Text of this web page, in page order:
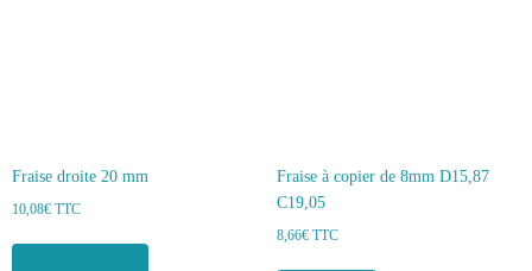
Fraise droite 20 mm
10,08€ TTC
Fraise à copier de 8mm D15,87
C19,05
8,66€ TTC